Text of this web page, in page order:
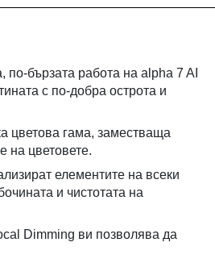
бързата работа на alpha 7 AI
с по-добра острота и
цветова гама, заместваща
на цветовете.
елементите на всеки
и чистотата на
Dimming ви позволява да